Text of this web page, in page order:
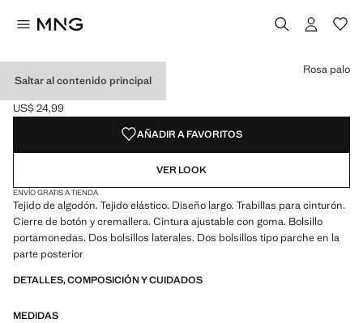
Saltar al contenido principal
JEANS SKINNY FIT
Precio actual [US$ 24,99 ]
US$ 24,99
Selecciona un color
Color Azul medio
Color Rosa palo seleccionado
Color Azul oscuro
Rosa palo
AÑADIR A FAVORITOS
VER LOOK
ENVÍO GRATIS A TIENDA
Tejido de algodón. Tejido elástico. Diseño largo. Trabillas para cinturón.
Cierre de botón y cremallera. Cintura ajustable con goma. Bolsillo
portamonedas. Dos bolsillos laterales. Dos bolsillos tipo parche en la
parte posterior
DETALLES, COMPOSICIÓN Y CUIDADOS
MEDIDAS